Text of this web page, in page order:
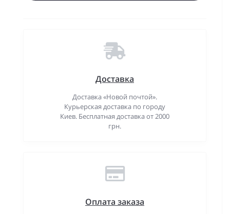
Доставка
Доставка «Новой почтой».
Курьерская доставка по городу
Киев. Бесплатная доставка от 2000
грн.
Оплата заказа